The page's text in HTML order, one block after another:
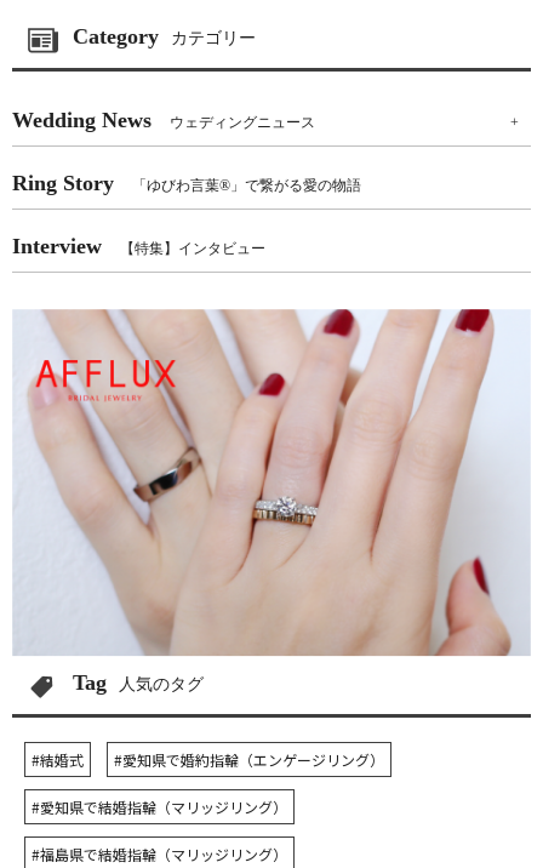
Category カテゴリー
Wedding News ウェディングニュース +
Ring Story 「ゆびわ言葉®」で繋がる愛の物語
Interview 【特集】インタビュー
Tag 人気のタグ
#結婚式 #愛知県で婚約指輪（エンゲージリング）
#愛知県で結婚指輪（マリッジリング）
#福島県で結婚指輪（マリッジリング）